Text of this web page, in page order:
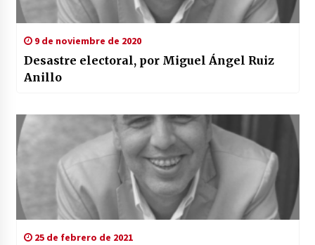
9 de noviembre de 2020
Desastre electoral, por Miguel Ángel Ruiz
Anillo
25 de febrero de 2021